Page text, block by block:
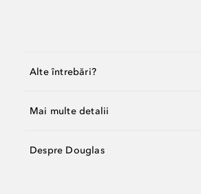
Alte întrebări?
Mai multe detalii
Despre Douglas